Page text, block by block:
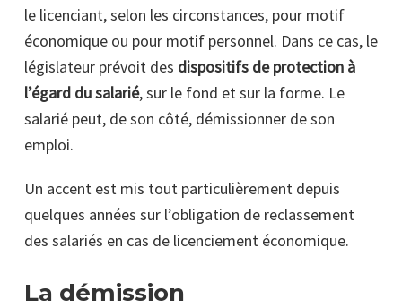
le licenciant, selon les circonstances, pour motif
économique ou pour motif personnel. Dans ce cas, le
législateur prévoit des dispositifs de protection à
l’égard du salarié, sur le fond et sur la forme. Le
salarié peut, de son côté, démissionner de son
emploi.
Un accent est mis tout particulièrement depuis
quelques années sur l’obligation de reclassement
des salariés en cas de licenciement économique.
La démission